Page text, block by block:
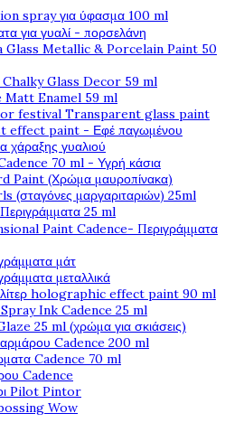
spray για ύφασμα 100 ml
για γυαλί - πορσελάνη
Glass Metallic & Porcelain Paint 50
Glass Decor 59 ml
Matt Enamel 59 ml
festival Transparent glass paint
effect paint - Εφέ παγωμένου
χάραξης γυαλιού
70 ml - Υγρή κάσια
Paint (Χρώμα μαυροπίνακα)
(σταγόνες μαργαριταριών) 25ml
25 ml
Paint Cadence- Περιγράμματα
μάτ
μεταλλικά
holographic effect paint 90 ml
Ink Cadence 25 ml
25 ml (χρώμα για σκιάσεις)
Cadence 200 ml
Cadence 70 ml
Cadence
Pilot Pintor
Wow